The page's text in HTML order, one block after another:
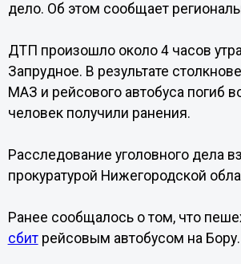
дело. Об этом сообщает
ДТП произошло около 4 часов
Запрудное. В результате
МАЗ и рейсового автобуса погиб
человек получили ранения.
Расследование уголовного дела
прокуратурой Нижегородской
Ранее сообщалось о том, что
сбитрейсовым автобусом на Бору.